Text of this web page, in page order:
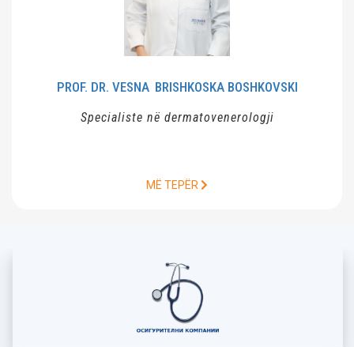
PROF. DR. VESNA BRISHKOSKA BOSHKOVSKI
Specialiste në dermatovenerologji
MË TEPËR